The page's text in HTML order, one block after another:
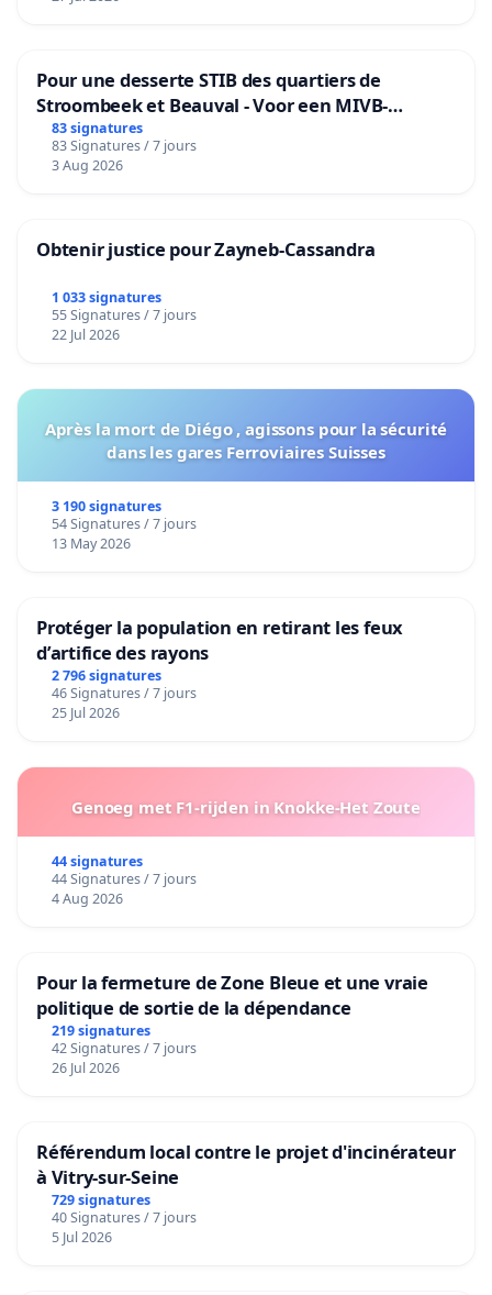
Pour une desserte STIB des quartiers de
Stroombeek et Beauval - Voor een MIVB-
bediening van de wijken Strombeek en Het
Voor
83 signatures
83 Signatures / 7 jours
3 Aug 2026
Obtenir justice pour Zayneb-Cassandra
1 033 signatures
55 Signatures / 7 jours
22 Jul 2026
Après la mort de Diégo , agissons pour la sécurité
dans les gares Ferroviaires Suisses
3 190 signatures
54 Signatures / 7 jours
13 May 2026
Protéger la population en retirant les feux
d’artifice des rayons
2 796 signatures
46 Signatures / 7 jours
25 Jul 2026
Genoeg met F1-rijden in Knokke-Het Zoute
44 signatures
44 Signatures / 7 jours
4 Aug 2026
Pour la fermeture de Zone Bleue et une vraie
politique de sortie de la dépendance
219 signatures
42 Signatures / 7 jours
26 Jul 2026
Référendum local contre le projet d'incinérateur
à Vitry-sur-Seine
729 signatures
40 Signatures / 7 jours
5 Jul 2026